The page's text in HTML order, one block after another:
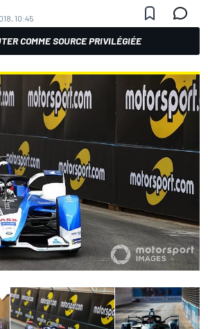
10:45
COMME SOURCE PRIVILÉGIÉE